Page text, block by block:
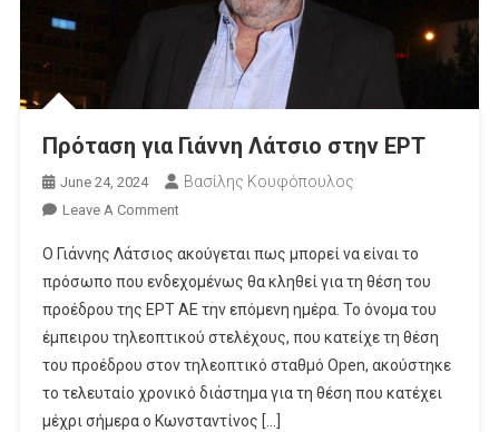
Πρόταση για Γιάννη Λάτσιο στην ΕΡΤ
June 24, 2024 Βασίλης Κουφόπουλος
Leave A CommentOn
Για
Γιάννη
Λάτσιο
Στην
ΕΡΤ
Ο Γιάννης Λάτσιος ακούγεται πως μπορεί να είναι το
πρόσωπο που ενδεχομένως θα κληθεί για τη θέση του
προέδρου της ΕΡΤ ΑΕ την επόμενη ημέρα. Το όνομα του
έμπειρου τηλεοπτικού στελέχους, που κατείχε τη θέση
του προέδρου στον τηλεοπτικό σταθμό Open, ακούστηκε
το τελευταίο χρονικό διάστημα για τη θέση που κατέχει
μέχρι σήμερα ο Κωνσταντίνος […]